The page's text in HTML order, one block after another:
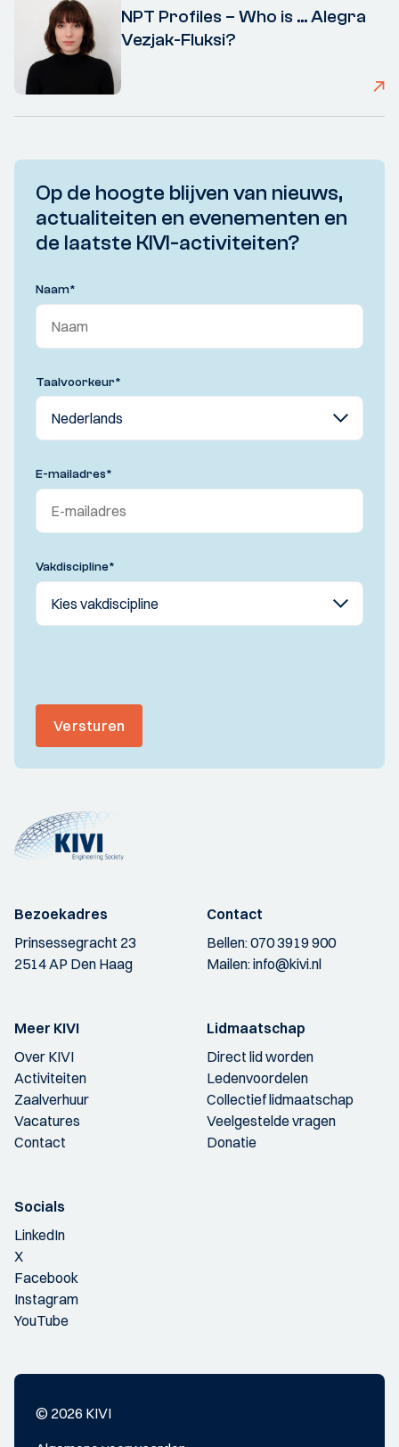
NPT Profiles – Who is ... Alegra
Vezjak-Fluksi?
Op de hoogte blijven van nieuws,
actualiteiten en evenementen en
de laatste KIVI-activiteiten?
Naam*
Taalvoorkeur*
E-mailadres*
Vakdiscipline*
Versturen
Bezoekadres
Prinsessegracht 23
2514 AP Den Haag
Contact
Bellen:070 3919 900
Mailen:info@kivi.nl
Meer KIVI
Over KIVI
Activiteiten
Zaalverhuur
Vacatures
Contact
Lidmaatschap
Direct lid worden
Ledenvoordelen
Collectief lidmaatschap
Veelgestelde vragen
Donatie
Socials
LinkedIn
X
Facebook
Instagram
YouTube
© 2026 KIVI